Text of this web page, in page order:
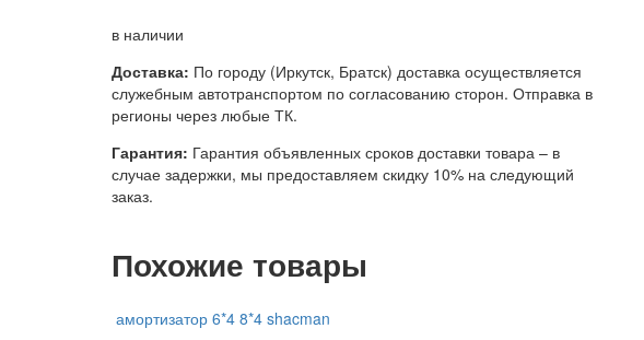
в наличии
Доставка: По городу (Иркутск, Братск) доставка осуществляется
служебным автотранспортом по согласованию сторон. Отправка в
регионы через любые ТК.
Гарантия: Гарантия объявленных сроков доставки товара – в
случае задержки, мы предоставляем скидку 10% на следующий
заказ.
Похожие товары
амортизатор 6*4 8*4 shacman